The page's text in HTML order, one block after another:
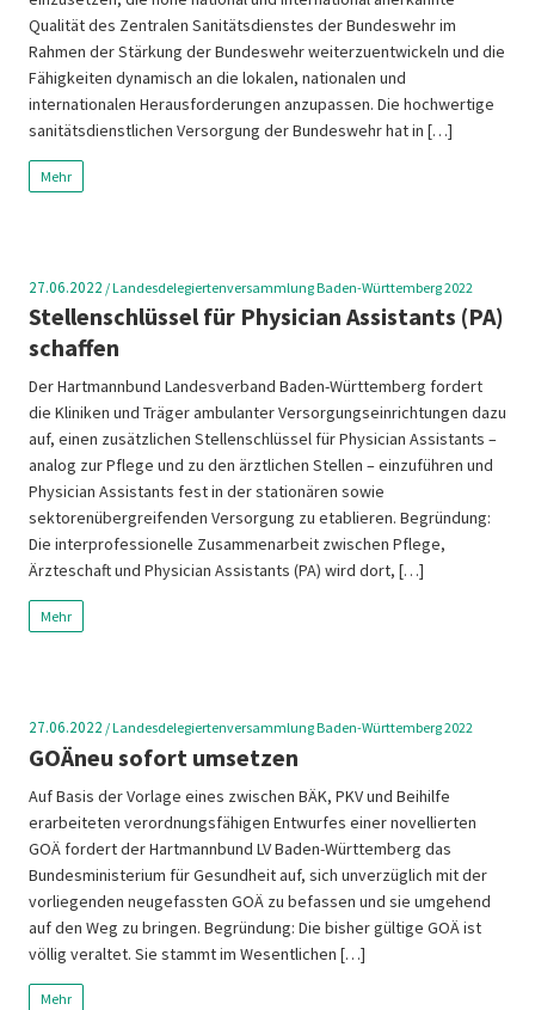
Qualität des Zentralen Sanitätsdienstes der Bundeswehr im
Rahmen der Stärkung der Bundeswehr weiterzuentwickeln und die
Fähigkeiten dynamisch an die lokalen, nationalen und
internationalen Herausforderungen anzupassen. Die hochwertige
sanitätsdienstlichen Versorgung der Bundeswehr hat in […]
Mehr
27.06.2022 /Landesdelegiertenversammlung Baden-Württemberg 2022
Stellenschlüssel für Physician Assistants (PA)
schaffen
Der Hartmannbund Landesverband Baden-Württemberg fordert
die Kliniken und Träger ambulanter Versorgungseinrichtungen dazu
auf, einen zusätzlichen Stellenschlüssel für Physician Assistants –
analog zur Pflege und zu den ärztlichen Stellen – einzuführen und
Physician Assistants fest in der stationären sowie
sektorenübergreifenden Versorgung zu etablieren. Begründung:
Die interprofessionelle Zusammenarbeit zwischen Pflege,
Ärzteschaft und Physician Assistants (PA) wird dort, […]
Mehr
27.06.2022 /Landesdelegiertenversammlung Baden-Württemberg 2022
GOÄneu sofort umsetzen
Auf Basis der Vorlage eines zwischen BÄK, PKV und Beihilfe
erarbeiteten verordnungsfähigen Entwurfes einer novellierten
GOÄ fordert der Hartmannbund LV Baden-Württemberg das
Bundesministerium für Gesundheit auf, sich unverzüglich mit der
vorliegenden neugefassten GOÄ zu befassen und sie umgehend
auf den Weg zu bringen. Begründung: Die bisher gültige GOÄ ist
völlig veraltet. Sie stammt im Wesentlichen […]
Mehr